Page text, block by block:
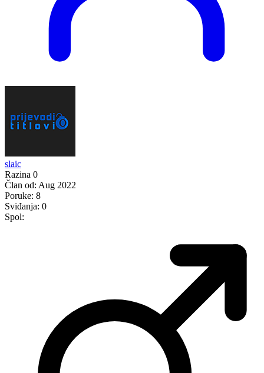
slaic
Razina 0
Član od: Aug 2022
Poruke: 8
Sviđanja: 0
Spol: